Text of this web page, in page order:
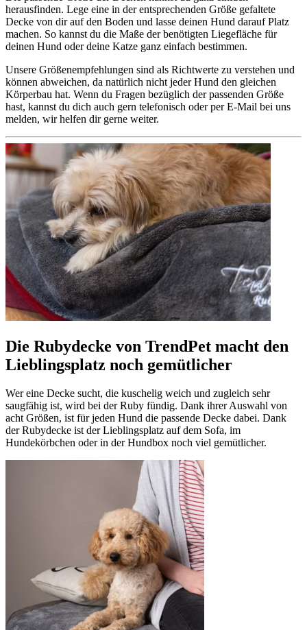
herausfinden. Lege eine in der entsprechenden Größe gefaltete
Decke von dir auf den Boden und lasse deinen Hund darauf Platz
machen. So kannst du die Maße der benötigten Liegefläche für
deinen Hund oder deine Katze ganz einfach bestimmen.
Unsere Größenempfehlungen sind als Richtwerte zu verstehen und
können abweichen, da natürlich nicht jeder Hund den gleichen
Körperbau hat. Wenn du Fragen bezüglich der passenden Größe
hast, kannst du dich auch gern telefonisch oder per E-Mail bei uns
melden, wir helfen dir gerne weiter.
Die Rubydecke von TrendPet macht den
Lieblingsplatz noch gemütlicher
Wer eine Decke sucht, die kuschelig weich und zugleich sehr
saugfähig ist, wird bei der Ruby fündig. Dank ihrer Auswahl von
acht Größen, ist für jeden Hund die passende Decke dabei. Dank
der Rubydecke ist der Lieblingsplatz auf dem Sofa, im
Hundekörbchen oder in der Hundbox noch viel gemütlicher.